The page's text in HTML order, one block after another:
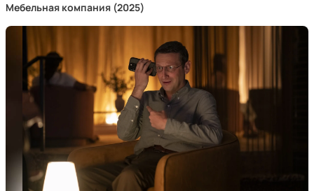
Мебельная компания (2025)